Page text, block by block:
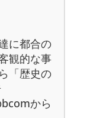
に都合の
観的な事
「歴史の
から